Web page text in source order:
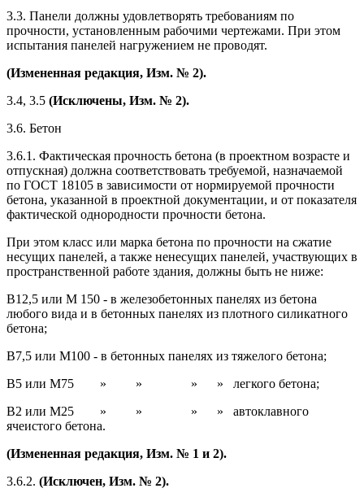
3.3. Панели должны удовлетворять требованиям по
прочности, установленным рабочими чертежами. При этом
испытания панелей нагружением не проводят.
(Измененная редакция, Изм. № 2).
3.4, 3.5 (Исключены, Изм. № 2).
3.6. Бетон
3.6.1. Фактическая прочность бетона (в проектном возрасте и
отпускная) должна соответствовать требуемой, назначаемой
по ГОСТ 18105 в зависимости от нормируемой прочности
бетона, указанной в проектной документации, и от показателя
фактической однородности прочности бетона.
При этом класс или марка бетона по прочности на сжатие
несущих панелей, а также ненесущих панелей, участвующих в
пространственной работе здания, должны быть не ниже:
В12,5 или М 150 - в железобетонных панелях из бетона
любого вида и в бетонных панелях из плотного силикатного
бетона;
В7,5 или М100 - в бетонных панелях из тяжелого бетона;
В5 или М75 » » » » легкого бетона;
В2 или М25 » » » » автоклавного
ячеистого бетона.
(Измененная редакция, Изм. № 1 и 2).
3.6.2. (Исключен, Изм. № 2).